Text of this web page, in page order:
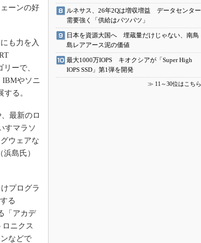
ーンの好
も力を入
ーで、
IBMやソニ
る。
最新のロ
すマラソ
ウェアな
島氏）
プログラ
る
「アカデ
ニクス
などで
ルネサス、26年2Qは増収増益 データセンター
需要強く「供給はパツパツ」
日本を資源大国へ 埋蔵量だけじゃない、南鳥
島レアアース泥の価値
最大1000万IOPS キオクシアが「Super High
IOPS SSD」第1弾を開発
≫ 11～30位はこちら